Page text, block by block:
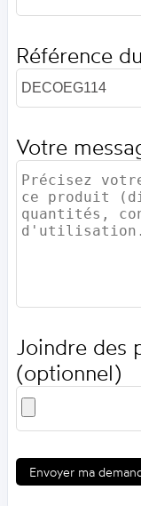
Référence
Votre
Joindre des
(optionnel)
Envoyer ma